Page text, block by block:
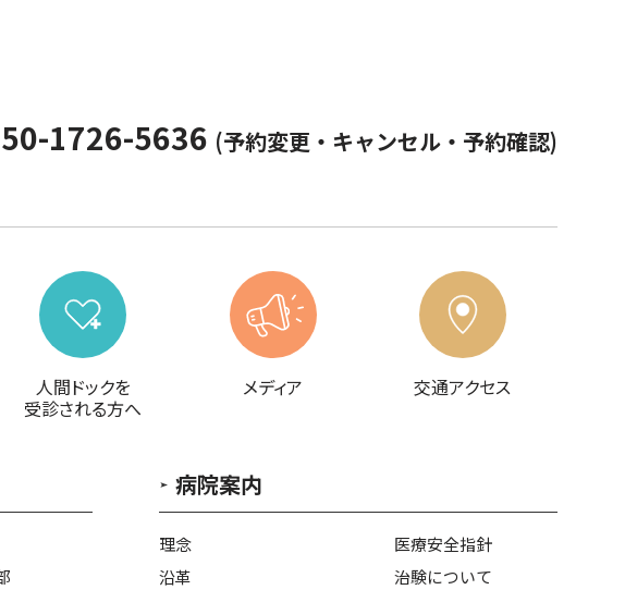
1726-5636 (予約変更・キャンセル・予約確認)
人間ドックを
受診される方へ
メディア 交通アクセス
病院案内
理念
沿革
医療安全指針
治験について